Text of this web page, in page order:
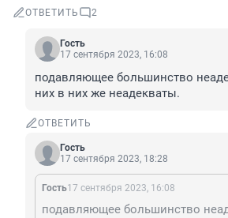
ОТВЕТИТЬ 2
Гость
17 сентября 2023, 16:08
подавляющее большинство
них в них же неадекваты.
ОТВЕТИТЬ
Гость
17 сентября 2023, 18:28
Гость17 сентября 2023, 16:08